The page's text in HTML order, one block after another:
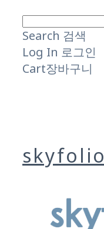
Search 검색
Log In 로그인
Cart장바구니
skyfolio